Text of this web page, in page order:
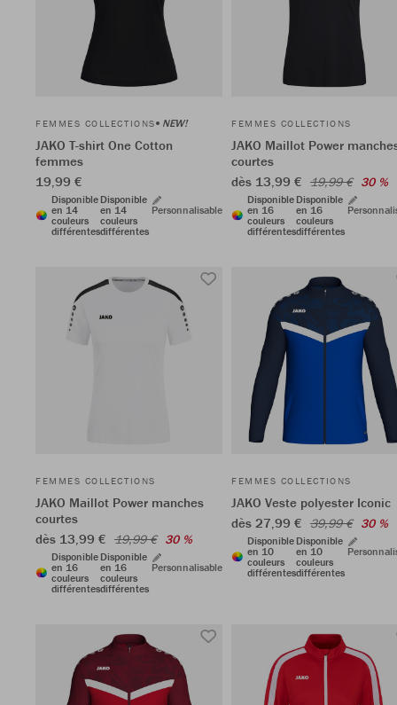
FEMMES COLLECTIONS NEW!
JAKO T-shirt One Cotton
femmes
19,99 €
Disponible
en 14
couleurs
différentes
Disponible
en 14
couleurs
différentes
Personnalisable
FEMMES COLLECTIONS
JAKO Maillot Power
courtes
dès 13,99 € 19,99 € 30 %
Disponible
en 16
couleurs
différentes
Disponible
en 16
couleurs
différentes
FEMMES COLLECTIONS
JAKO Maillot Power manches
courtes
dès 13,99 € 19,99 € 30 %
Disponible
en 16
couleurs
différentes
Disponible
en 16
couleurs
différentes
Personnalisable
FEMMES COLLECTIONS
JAKO Veste polyester Iconic
dès 27,99 € 39,99 € 30 %
Disponible
en 10
couleurs
différentes
Disponible
en 10
couleurs
différentes